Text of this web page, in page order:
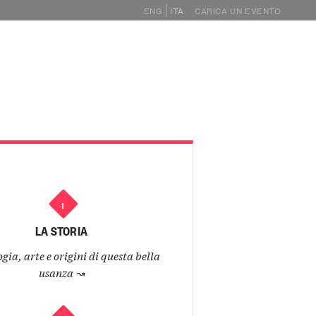
ENG ITA CARICA UN EVENTO
1
LA STORIA
arte e origini di questa bella
usanza ↝